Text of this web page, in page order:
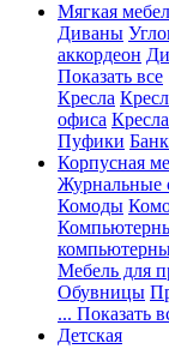
Мягкая
Диваны
аккордеон
Показать все
Кресла
офиса
Пуфики
Корпусная
Журнальные
Комоды
Мебель для
Обувницы
... Показать
Детская